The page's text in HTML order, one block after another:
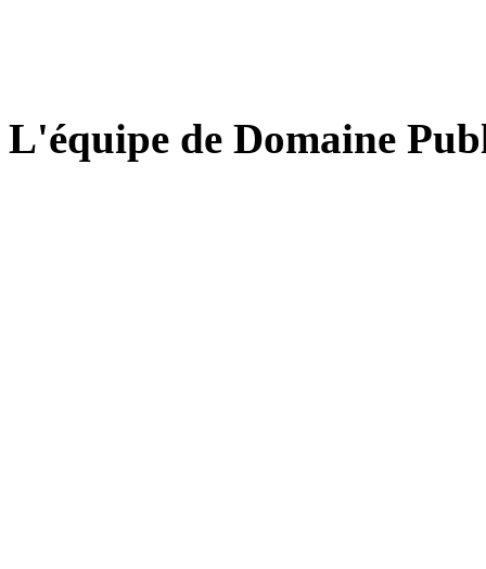
L'équipe de Domaine